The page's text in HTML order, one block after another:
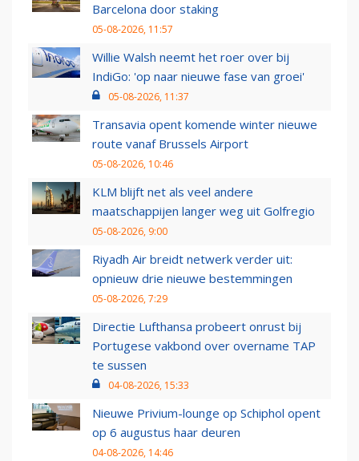
Barcelona door staking
05-08-2026, 11:57
Willie Walsh neemt het roer over bij
IndiGo: 'op naar nieuwe fase van groei'
05-08-2026, 11:37
Transavia opent komende winter nieuwe
route vanaf Brussels Airport
05-08-2026, 10:46
KLM blijft net als veel andere
maatschappijen langer weg uit Golfregio
05-08-2026, 9:00
Riyadh Air breidt netwerk verder uit:
opnieuw drie nieuwe bestemmingen
05-08-2026, 7:29
Directie Lufthansa probeert onrust bij
Portugese vakbond over overname TAP
te sussen
04-08-2026, 15:33
Nieuwe Privium-lounge op Schiphol opent
op 6 augustus haar deuren
04-08-2026, 14:46